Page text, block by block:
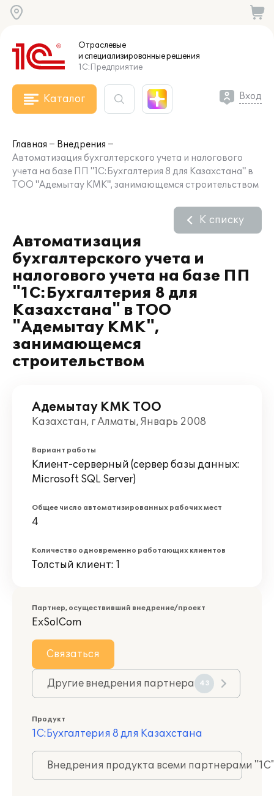
Отраслевые
и специализированныерешения
1С:Предприятие
Каталог Вход
Главная
Внедрения
Автоматизация бухгалтерского учета и налогового
учета на базе ПП "1С:Бухгалтерия 8 для Казахстана" в
ТОО "Адемытау КМК", занимающемся строительством
Автоматизация
бухгалтерского учета и
налогового учета на базе ПП
"1С:Бухгалтерия 8 для
Казахстана" в ТОО
"Адемытау КМК",
занимающемся
строительством
К списку
Адемытау КМК ТОО
Казахстан, г Алматы, Январь 2008
Вариант работы
Клиент-серверный (сервер базы данных:
Microsoft SQL Server)
Общее число автоматизированных рабочих мест
4
Количество одновременно работающих клиентов
Толстый клиент: 1
Партнер, осуществивший внедрение/проект
ExSolCom
Связаться
Другие внедрения партнера 43
Продукт
1С:Бухгалтерия 8 для Казахстана
Внедрения продукта всеми партнерами